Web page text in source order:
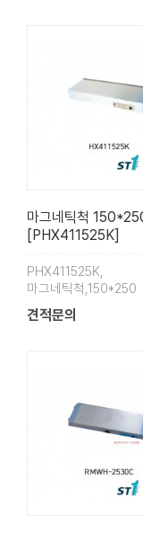
마그네틱척
[PHX411525K]
PHX411525K,
마그네틱척,150*250
견적문의